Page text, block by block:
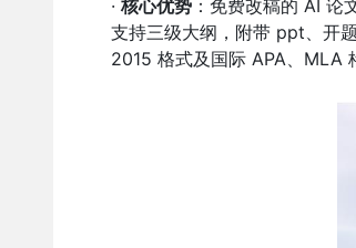
· 核心优势 ：免费改稿的 AI
支持三级大纲，附带 ppt、开
2015 格式及国际 APA、MLA